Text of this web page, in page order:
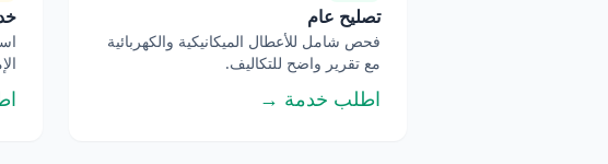
تصليح عام
فحص شامل للأعطال الميكانيكية والكهربائية
مع تقرير واضح للتكاليف.
اطلب خدمة →